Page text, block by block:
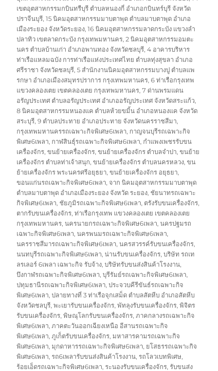
เขตอุตสาหกรรมกบินทรืบุรี ตำบลหนองกี่ อำเภอกบินทร์บุรี จังหวัด
ปราจีนบุรี,15 นิคมอุตสาหกรรมมาบตาพุด ตำบลมาบตาพุด อำเภอ
เมืองระยอง จังหวัดระยอง,16 นิคมอุตสาหกรรมลาดกระบัง แขวงลำ
ปลาทิว เขตลาดกระบัง กรุงเทพมหานคร,2 นิคมอุตสาหกรรมอมตะ
นคร ตำบลบ้านเก่า อำเภอพานทอง จังหวัดชลบุรี,4 อาคารบริหาร
ท่าเรือแหลมฉบัง การท่าเรือแห่งประเทศไทย ตำบลทุ่งสุขลา อำเภอ
ศรีราชา จังหวัดชลบุรี,5 สำนักงานนิคมอุตสาหกรรมบางปู ตำบลแพ
รกษา อำเภอเมืองสมุทรปราการ กรุงเทพมหานคร,6 ท่าเรือกรุงเทพ
แขวงคลองเตย เขตคลองเตย กรุงเทพมหานคร,7 ด่านพรมแดน
อรัญประเทศ ตำบลอรัญประเทศ อำเภออรัญประเทศ จังหวัดสระแก้ว,
8 นิคมอุตสาหกรรมหนองแค ตำบลห้วยขมิ้น อำเภอหนองแค จังหวัด
สระบุรี,9 ตำบลประทาย อำเภอประทาย จังหวัดนครราชสีมา,
กรุงเทพมหานครรถเฉพาะกิจพิเศษ6เพลา, กาญจนบุรีรถเฉพาะกิจ
พิเศษ6เพลา, กาฬสินธุ์รถเฉพาะกิจพิเศษ6เพลา, กำแพงเพชรรับขน
เครื่องจักร,ขนย้ายเครื่องจักร,ขนย้ายเครื่องจักร ตำบลจำปา,ขนย้าย
เครื่องจักร ตำบลท่าเจ้าสนุก,ขนย้ายเครื่องจักร ตำบลนครหลวง,ขน
ย้ายเครื่องจักร พระนครศรีอยุธยา,ขนย้ายเครื่องจักร อยุธยา,
ขอนแก่นรถเฉพาะกิจพิเศษ6เพลา, จาก นิคมอุตสาหกรรมมาบตาพุด
ตำบลมาบตาพุด อำเภอเมืองระยอง จังหวัด ระยอง, ชัยนาทรถเฉพาะ
กิจพิเศษ6เพลา, ชัยภูมิรถเฉพาะกิจพิเศษ6เพลา, ตรังรับขนเครื่องจักร,
ตากรับขนเครื่องจักร,ท่าเรือกรุงเทพ แขวงคลองเตย เขตคลองเตย
กรุงเทพมหานคร,นครนายกรถเฉพาะกิจพิเศษ6เพลา,นครปฐมรถ
เฉพาะกิจพิเศษ6เพลา,นครพนมรถเฉพาะกิจพิเศษ6เพลา,
นครราชสีมารถเฉพาะกิจพิเศษ6เพลา,นครสวรรค์รับขนเครื่องจักร,
นนทบุรีรถเฉพาะกิจพิเศษ6เพลา,น่านรับขนเครื่องจักร,บริษัท รถเท
ลรเลอร์ 6เพลา เฉพาะกิจ รับจ้าง,บริษัทรับขนส่งสินค้าโรงงาน,
บึงกาฬรถเฉพาะกิจพิเศษ6เพลา,บุรีรัมย์รถเฉพาะกิจพิเศษ6เพลา,
ปทุมธานีรถเฉพาะกิจพิเศษ6เพลา,ประจวบคีรีขันธ์รถเฉพาะกิจ
พิเศษ6เพลา,ปลายทางที่ 3 ท่าเรือจุกเสม็ด ตำบลสัตหีบ อำเภอสัตหีบ
จังหวัดชลบุรี,พะเยารับขนเครื่องจักร,พัทลุงรับขนเครื่องจักร,พิจิตร
รับขนเครื่องจักร,พิษณุโลกรับขนเครื่องจักร,ภาคกลางรถเฉพาะกิจ
พิเศษ6เพลา,ภาคตะวันออกเฉียงเหนือ อีสานรถเฉพาะกิจ
พิเศษ6เพลา,ภูเก็ตรับขนเครื่องจักร,มหาสารคามรถเฉพาะกิจ
พิเศษ6เพลา,มุกดาหารรถเฉพาะกิจพิเศษ6เพลา, ยโสธรรถเฉพาะกิจ
พิเศษ6เพลา,รถ6เพลารับขนส่งสินค้าโรงงาน,รถโลวเบทพิเศษ,
ร้อยเอ็ดรถเฉพาะกิจพิเศษ6เพลา,ระนองรับขนเครื่องจักร,รับขนส่ง